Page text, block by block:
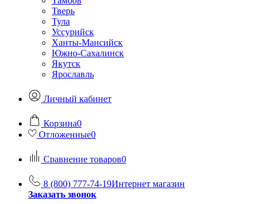
Тверь
Тула
Уссурийск
Ханты-Мансийск
Южно-Сахалинск
Якутск
Ярославль
Личный кабинет
Корзина0
Отложенные0
Сравнение товаров0
8 (800) 777-74-19Интернет магазин
Заказать звонок